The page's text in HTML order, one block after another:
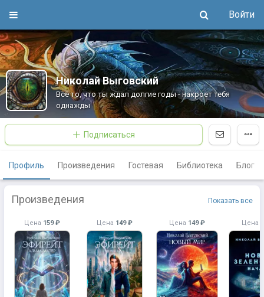
Войти
Николай Выговский
Всё то, что ты ждал долгие годы - накроет тебя
однажды
Подписаться
Профиль Произведения Гостевая Библиотека Блог
Произведения Показать все
Цена 159 ₽ Цена 149 ₽ Цена 149 ₽ Цена